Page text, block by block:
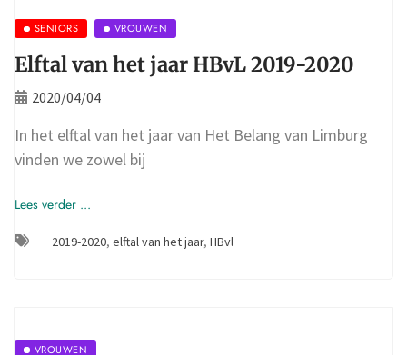
SENIORS VROUWEN
Elftal van het jaar HBvL 2019-2020
2020/04/04
In het elftal van het jaar van Het Belang van Limburg
vinden we zowel bij
Lees verder ...
2019-2020, elftal van het jaar, HBvl
VROUWEN